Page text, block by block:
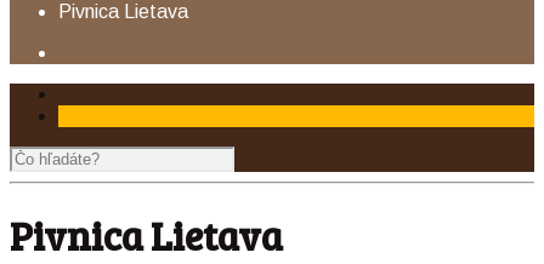
Pivnica Lietava
Pivnica Lietava